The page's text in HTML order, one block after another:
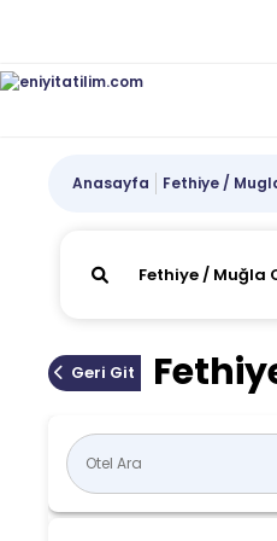
Anasayfa Fethiye /
Geri Git